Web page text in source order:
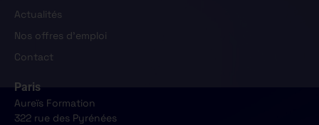
Actualités
Nos offres d'emploi
Contact
Paris
Aureïs Formation
322 rue des Pyrénées